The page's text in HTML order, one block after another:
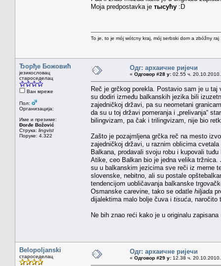
Moja predpostavka je тысућу :D
To je, to je mój wótcny kraj, mój serbski dom a zbóžny raj
Ђорђе Божовић
језикословац
староседелац
Ван мреже
Пол:
Организација:
Име и презиме:
Đorđe Božović
Струка: lingvist
Поруке: 4.322
Одг: архаичне ријечи
« Одговор #28 у: 02.55 ч.
Reč je grčkog porekla. Postavio sam je u
su dodiri između balkanskih jezika bili
zajedničkoj državi, pa su neometani
da su u toj državi pomeranja i „prelivanja“
bilingvizam, pa čak i trilingvizam, nije bio
Zašto je pozajmljena grčka reč na mesto
zajedničkoj državi, u raznim oblicima
Balkana, prodavali svoju robu i kupovali
Atike, ceo Balkan bio je jedna velika
su u balkanskim jezicima sve reči iz merne
slovenske, nebitno, ali su postale
tendencijom uobličavanja balkanske
Osmanske carevine, tako se odatle hiljada
dijalektima malo bolje čuva i tisuća ,
Ne bih znao reći kako je u originalu
Belopoljanski
староседелац
Одг: архаичне ријечи
« Одговор #29 у: 12.38 ч.